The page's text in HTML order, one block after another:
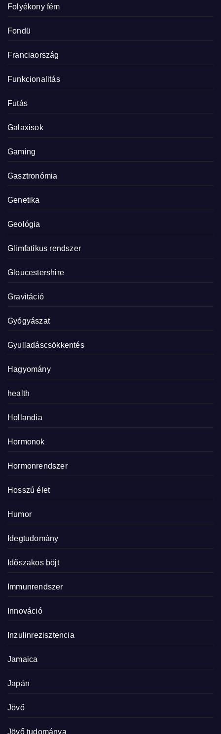
Folyékony fém
Fondü
Franciaország
Funkcionalitás
Futás
Galaxisok
Gaming
Gasztronómia
Genetika
Geológia
Glimfatikus rendszer
Gloucestershire
Gravitáció
Gyógyászat
Gyulladáscsökkentés
Hagyomány
health
Hollandia
Hormonok
Hormonrendszer
Hosszú élet
Humor
Idegtudomány
Időszakos böjt
Immunrendszer
Innováció
Inzulinrezisztencia
Jamaica
Japán
Jövő
Jövő tudománya